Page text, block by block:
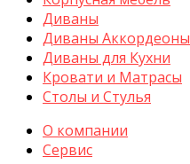
Диваны
Диваны Аккордеоны
Диваны для Кухни
Кровати и Матрасы
Столы и Стулья
О компании
Сервис